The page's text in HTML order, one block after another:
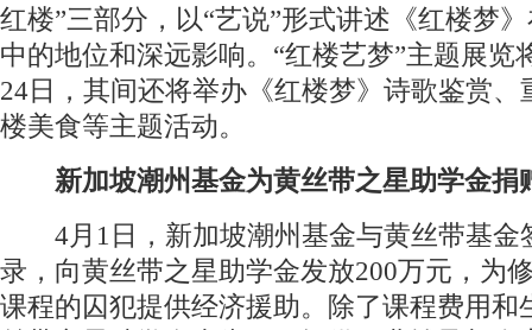
红楼”三部分，以“艺说”形式讲述《红楼梦
中的地位和深远影响。“红楼艺梦”主题展览
24日，其间还将举办《红楼梦》诗歌鉴赏、
楼美食等主题活动。
新加坡潮州基金为黄丝带之星助学金捐
4月1日，新加坡潮州基金与黄丝带基金
录，向黄丝带之星助学金发放200万元，为
课程的囚犯提供经济援助。除了课程费用和